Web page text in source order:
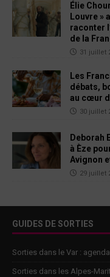
Élie
Louvre »
raconter
de la
31 juillet
Les
débats,
au cœur
30 juillet
Deborah
à Èze
Avignon
29 juillet
GUIDES DE SORTIES
Sorties dans le Var :
Sorties dans les Alpes-